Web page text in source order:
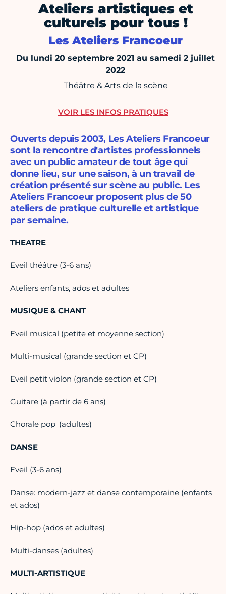
Ateliers artistiques et
culturels pour tous !
Les Ateliers Francoeur
Du lundi 20 septembre 2021 au samedi 2 juillet
2022
Théâtre & Arts de la scène
Ouverts depuis 2003, Les Ateliers Francoeur
sont la rencontre d'artistes professionnels
avec un public amateur de tout âge qui
donne lieu, sur une saison, à un travail de
création présenté sur scène au public. Les
Ateliers Francoeur proposent plus de 50
ateliers de pratique culturelle et artistique
par semaine.
THEATRE
Eveil théâtre (3-6 ans)
Ateliers enfants, ados et adultes
MUSIQUE & CHANT
Eveil musical (petite et moyenne section)
Multi-musical (grande section et CP)
Eveil petit violon (grande section et CP)
Guitare (à partir de 6 ans)
Chorale pop' (adultes)
DANSE
Eveil (3-6 ans)
Danse: modern-jazz et danse contemporaine (enfants
et ados)
Hip-hop (ados et adultes)
Multi-danses (adultes)
MULTI-ARTISTIQUE
VOIR LES INFOS PRATIQUES